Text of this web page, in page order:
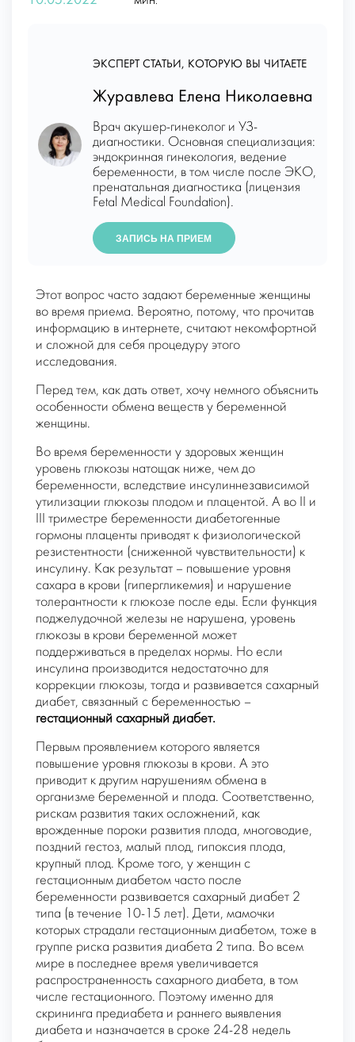
ЭКСПЕРТ СТАТЬИ, КОТОРУЮ ВЫ ЧИТАЕТЕ
Журавлева Елена Николаевна
Врач акушер-гинеколог и УЗ-
диагностики. Основная специализация:
эндокринная гинекология, ведение
беременности, в том числе после ЭКО,
пренатальная диагностика (лицензия
Fetal Medical Foundation).
ЗАПИСЬ НА ПРИЕМ
Этот вопрос часто задают беременные женщины
во время приема. Вероятно, потому, что прочитав
информацию в интернете, считают некомфортной
и сложной для себя процедуру этого
исследования.
Перед тем, как дать ответ, хочу немного объяснить
особенности обмена веществ у беременной
женщины.
Во время беременности у здоровых женщин
уровень глюкозы натощак ниже, чем до
беременности, вследствие инсулиннезависимой
утилизации глюкозы плодом и плацентой. А во II и
III триместре беременности диабетогенные
гормоны плаценты приводят к физиологической
резистентности (сниженной чувствительности) к
инсулину. Как результат – повышение уровня
сахара в крови (гипергликемия) и нарушение
толерантности к глюкозе после еды. Если функция
поджелудочной железы не нарушена, уровень
глюкозы в крови беременной может
поддерживаться в пределах нормы. Но если
инсулина производится недостаточно для
коррекции глюкозы, тогда и развивается сахарный
диабет, связанный с беременностью –
гестационный сахарный диабет.
Первым проявлением которого является
повышение уровня глюкозы в крови. А это
приводит к другим нарушениям обмена в
организме беременной и плода. Соответственно,
рискам развития таких осложнений, как
врожденные пороки развития плода, многоводие,
поздний гестоз, малый плод, гипоксия плода,
крупный плод. Кроме того, у женщин с
гестационным диабетом часто после
беременности развивается сахарный диабет 2
типа (в течение 10-15 лет). Дети, мамочки
которых страдали гестационным диабетом, тоже в
группе риска развития диабета 2 типа. Во всем
мире в последнее время увеличивается
распространенность сахарного диабета, в том
числе гестационного. Поэтому именно для
скрининга предиабета и раннего выявления
диабета и назначается в сроке 24-28 недель